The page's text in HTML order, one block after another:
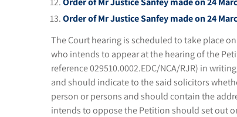
Order of Mr Justice Sanfey made on 24
The Court hearing is scheduled to take place
who intends to appear at the hearing of the
reference 029510.0002.EDC/NCA/RJR) in
and should indicate to the said solicitors
person or persons and should contain the
intends to oppose the Petition should set out